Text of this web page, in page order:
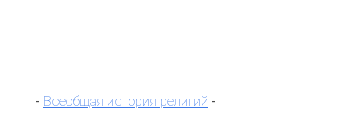
- Всеобщая история религий -